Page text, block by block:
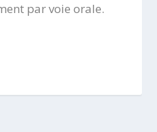
par voie orale.